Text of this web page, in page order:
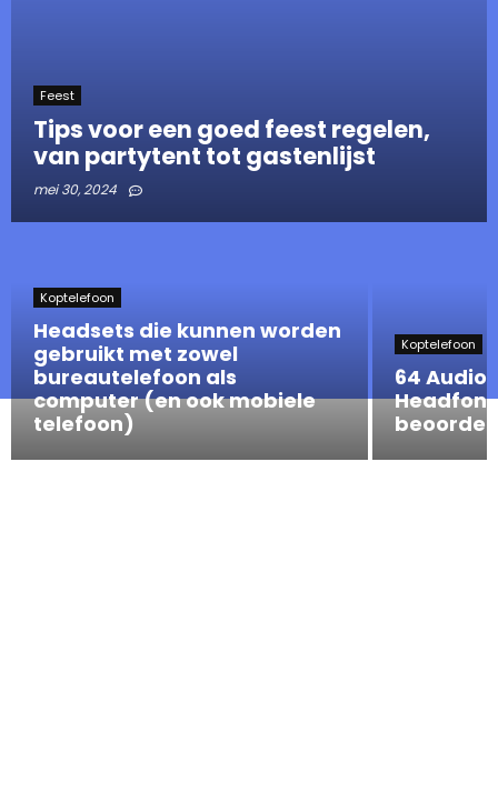
Feest
Tips voor een goed feest regelen,
van partytent tot gastenlijst
mei 30, 2024
Koptelefoon
Headsets die kunnen worden
gebruikt met zowel
bureautelefoon als
computer (en ook mobiele
telefoon)
Koptelefoon
64 Audio